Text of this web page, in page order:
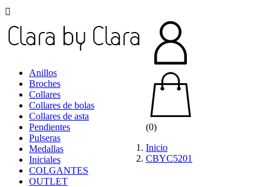

Anillos
Broches
Collares
Collares de bolas
Collares de asta
Pendientes
Pulseras
Medallas
Iniciales
COLGANTES
OUTLET
(0)
Inicio
CBYC5201